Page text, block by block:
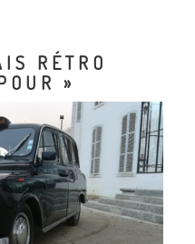
RÉTRO
»